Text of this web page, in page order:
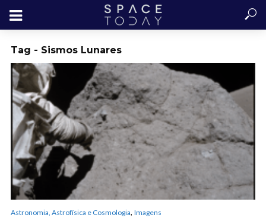
Tag - Sismos Lunares
Astronomia, Astrofísica e Cosmologia, Imagens